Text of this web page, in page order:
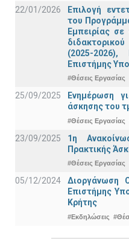
22/01/2026
Επιλογή
του
Εμπειρίας σε
(2025-
Επιστήμης
#Θέσεις Εργασίας
25/09/2025
Ενημέρωση
άσκησης του
#Θέσεις Εργασίας
23/09/2025
1η
Πρακτικής
#Θέσεις Εργασίας
05/12/2024
Διοργάνωση
Επιστήμης
Κρήτης
#Εκδηλώσεις